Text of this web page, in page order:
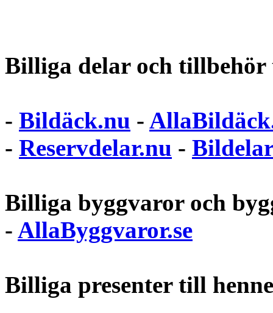
Billiga delar och
- Bildäck.nu -
- Reservdelar.nu - Bildelar
Billiga byggvaror och
- AllaByggvaror.se
Billiga presenter till